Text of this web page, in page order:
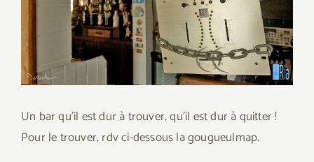
Un bar qu’il est dur à trouver, qu’il est dur à quitter !
Pour le trouver, rdv ci-dessous la gougueulmap.